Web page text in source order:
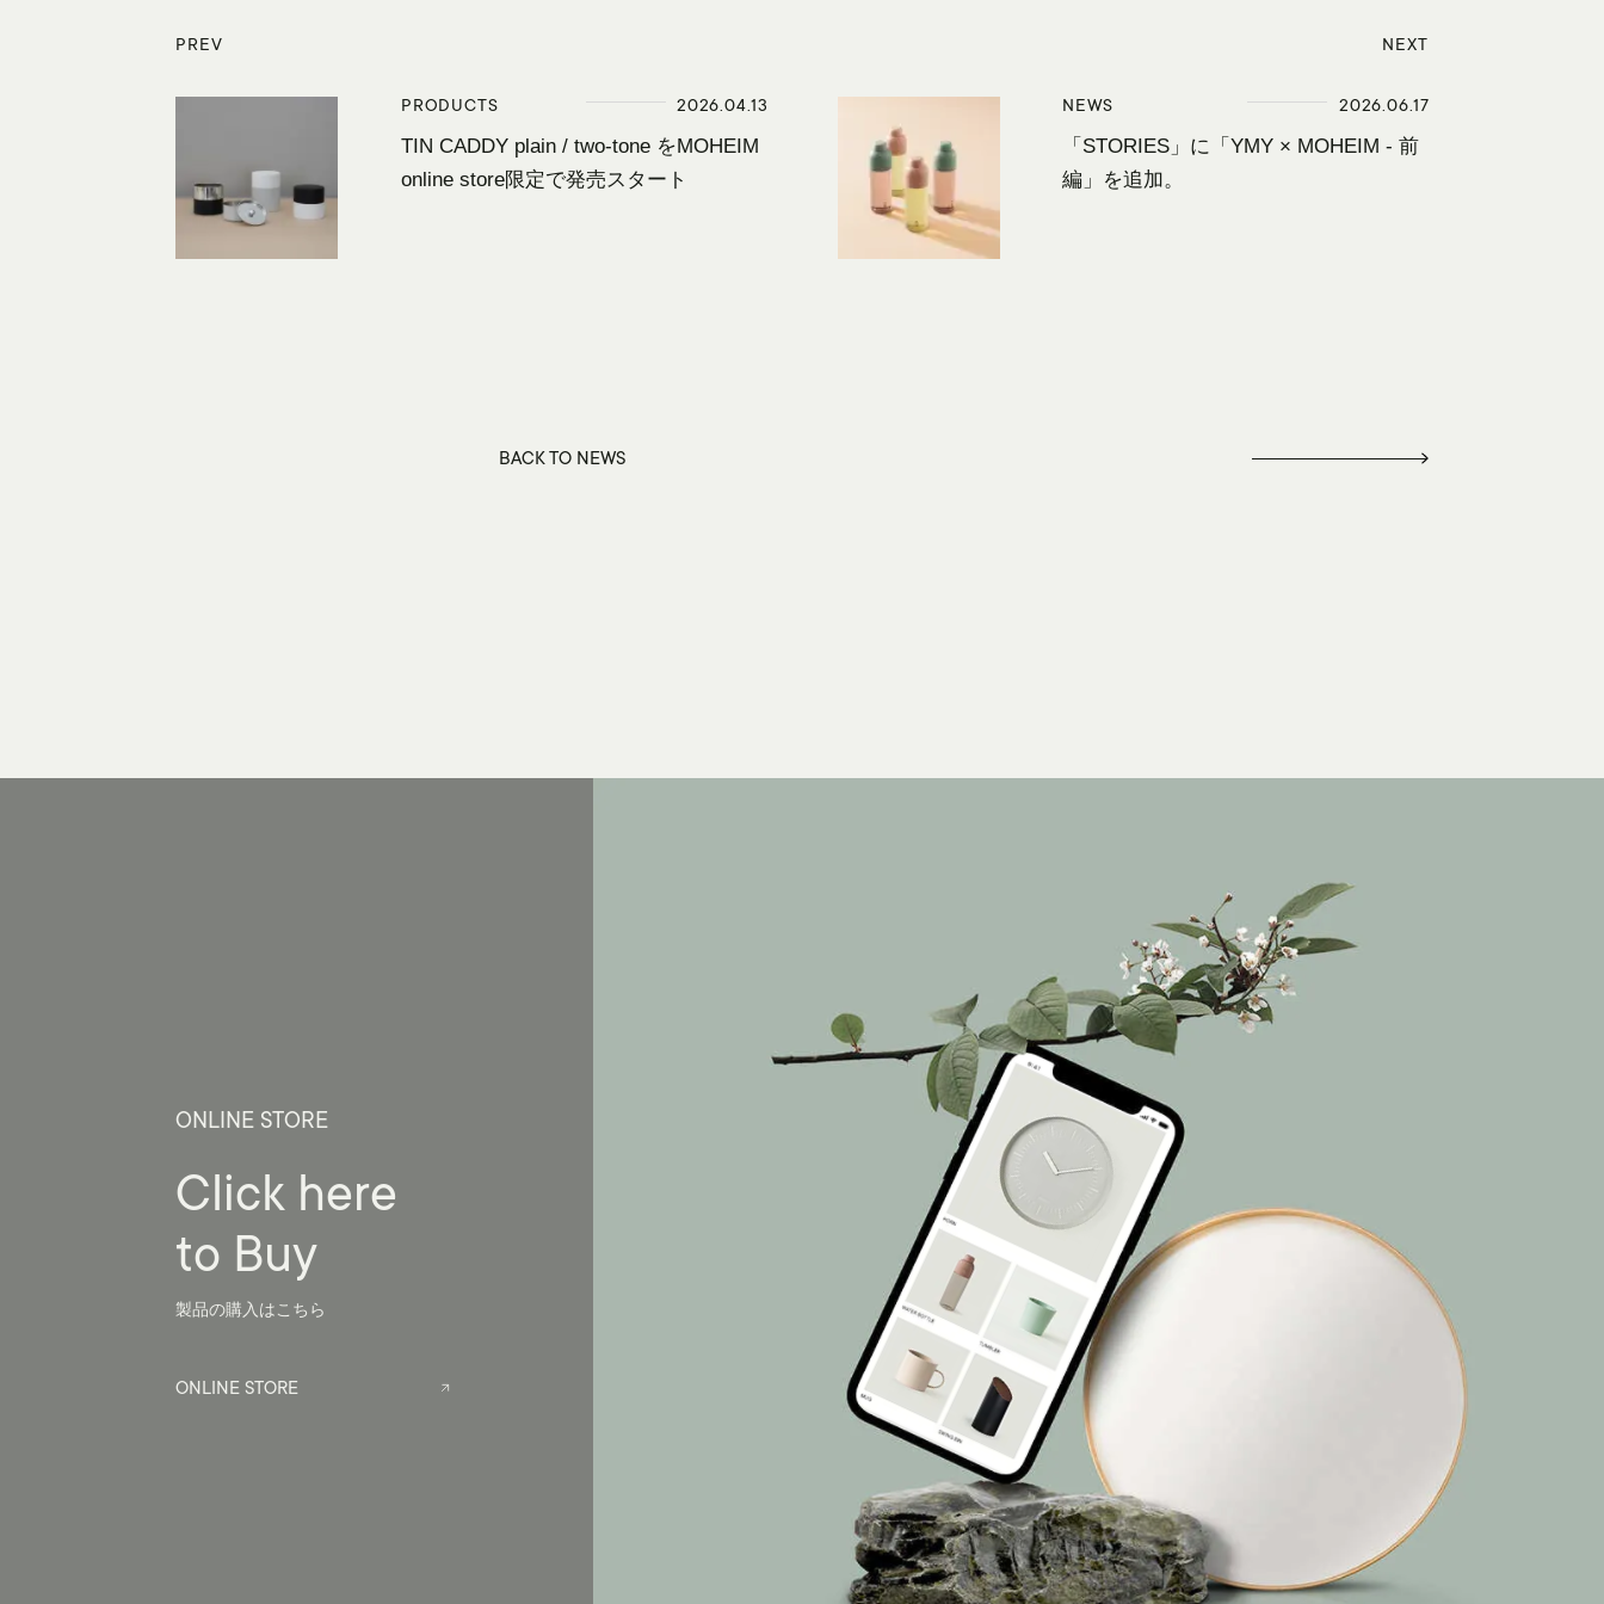
PREV
PRODUCTS 2026.04.13
TIN CADDY plain / two-tone をMOHEIM
online store限定で発売スタート
NEXT
NEWS 2026.06.17
「STORIES」に「YMY × MOHEIM - 前
編」を追加。
BACKTO NEWS
ONLINE STORE
Click here
to Buy
製品の購入はこちら
ONLINE STORE
SO PLUS COMPANY株式会社